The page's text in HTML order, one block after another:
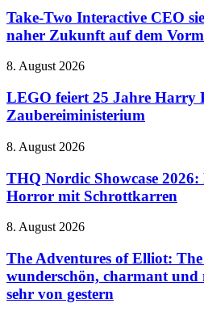
Handy
Interactive
CEO
sieht
Gaming
naher
Zukunft
dem
Take-Two Interactive CEO
naher Zukunft auf dem
LEGO
25
Jahre
Harry
mit
Zaubereiministerium
8. August 2026
LEGO feiert 25 Jahre Harry
Zaubereiministerium
THQ
Showcase
2026:
Expeditionen
den
mit
Schrottkarren
8. August 2026
THQ Nordic Showcase
Horror mit Schrottkarren
The
of
Elliot:
The
Millennium
8. August 2026
The Adventures of Elliot:
wunderschön, charmant und
sehr von gestern